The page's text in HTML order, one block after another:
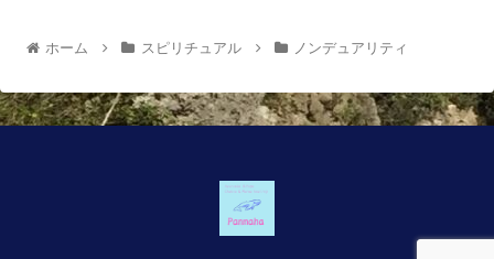
ホーム スピリチュアル ノンデュアリティ